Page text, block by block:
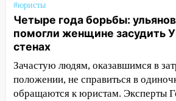
06:00 Четыре года борьбы:
юристы помогли женщине
за плесень на стенах
05:00 Кому 6 августа
прибыль, а кому —
прочность
#юристы
Четыре года борьбы:
помогли женщине засудить
стенах
Зачастую людям, оказавшимся в
положении, не справиться в
обращаются к юристам. Эксперты